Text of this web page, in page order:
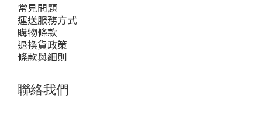
常見問題
運送服務方式
購物條款
退換貨政策
條款與細則
聯絡我們